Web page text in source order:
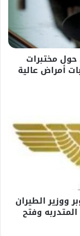
حول مختبرات
أمراض عالية
تدريب بمطار ٦ اكتوبر ووزير الطيران
وفتح